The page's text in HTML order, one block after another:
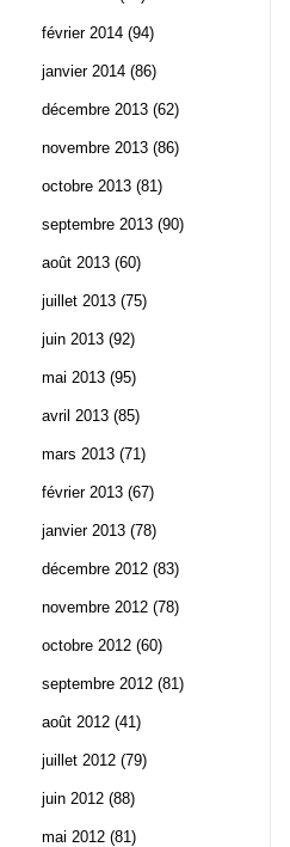
février 2014 (94)
janvier 2014 (86)
décembre 2013 (62)
novembre 2013 (86)
octobre 2013 (81)
septembre 2013 (90)
août 2013 (60)
juillet 2013 (75)
juin 2013 (92)
mai 2013 (95)
avril 2013 (85)
mars 2013 (71)
février 2013 (67)
janvier 2013 (78)
décembre 2012 (83)
novembre 2012 (78)
octobre 2012 (60)
septembre 2012 (81)
août 2012 (41)
juillet 2012 (79)
juin 2012 (88)
mai 2012 (81)